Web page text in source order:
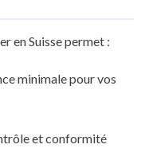
en Suisse permet :
minimale pour vos
et conformité